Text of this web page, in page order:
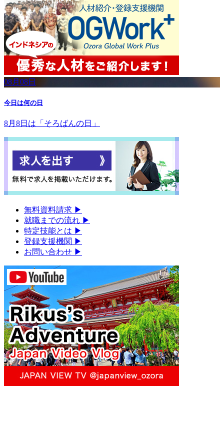
08月08日
今日は何の日
8月8日は「そろばんの日」
無料資料請求 ▶︎
就職までの流れ ▶︎
特定技能とは ▶︎
登録支援機関 ▶︎
お問い合わせ ▶︎